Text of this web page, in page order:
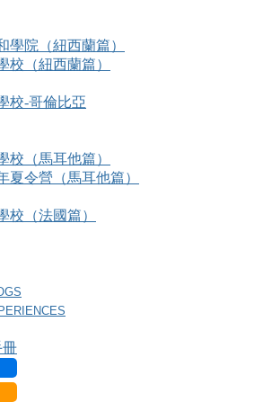
學院（紐西蘭篇）
校（紐西蘭篇）
校-哥倫比亞
校（馬耳他篇）
夏令營（馬耳他篇）
校（法國篇）
冊